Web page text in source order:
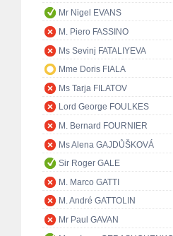
Mr Nigel EVANS
M. Piero FASSINO
Ms Sevinj FATALIYEVA
Mme Doris FIALA
Ms Tarja FILATOV
Lord George FOULKES
M. Bernard FOURNIER
Ms Alena GAJDŮŠKOVÁ
Sir Roger GALE
M. Marco GATTI
M. André GATTOLIN
Mr Paul GAVAN